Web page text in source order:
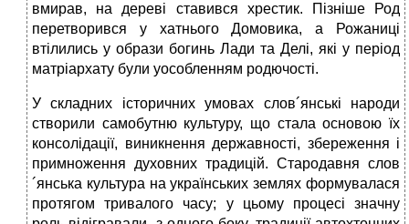
вмирав, на дереві ставився хрестик. Пізніше Род
перетворився у хатнього Домовика, а Рожаниці
втілились у образи богинь Лади та Делі, які у період
матріархату були уособленням родючості.
У складних історичних умовах слов´янські народи
створили самобутню культуру, що стала основою їх
консолідації, виникнення державності, збереження і
примноження духовних традицій. Стародавня слов
´янська культура на українських землях формувалася
протягом тривалого часу; у цьому процесі значну